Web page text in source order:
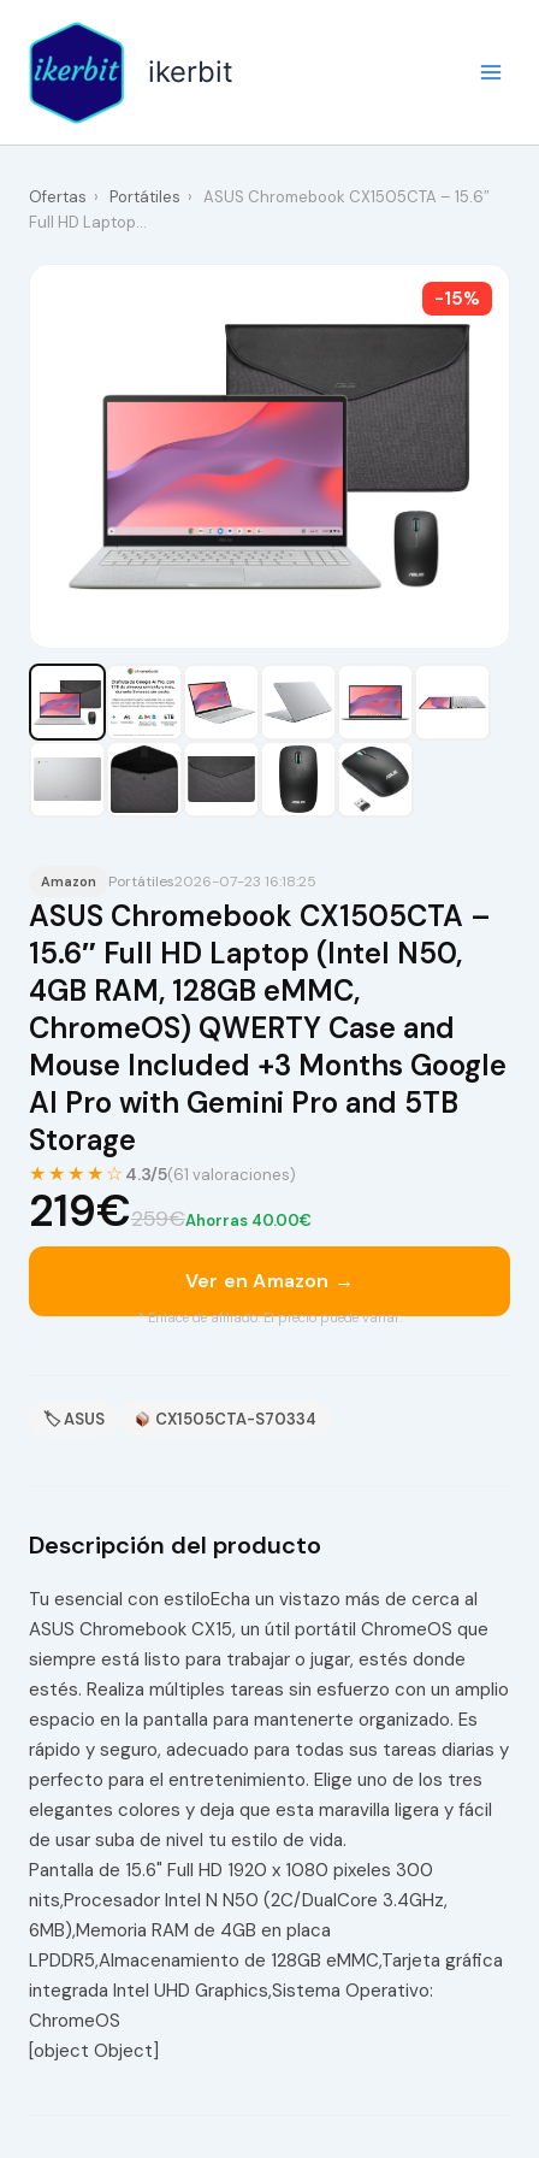
contenido
ikerbit
Ofertas › Portátiles › ASUS Chromebook CX1505CTA – 15.6″
Full HD Laptop…
-15%
Amazon Portátiles2026-07-23 16:18:25
ASUS Chromebook CX1505CTA –
15.6″ Full HD Laptop (Intel N50,
4GB RAM, 128GB eMMC,
ChromeOS) QWERTY Case and
Mouse Included +3 Months Google
AI Pro with Gemini Pro and 5TB
Storage
★★★★☆ 4.3/5(61 valoraciones)
219€259€Ahorras 40.00€
Ver en Amazon →
* Enlace de afiliado. El precio puede variar.
🏷 ASUS CX1505CTA-S70334
Descripción del producto
Tu esencial con estiloEcha un vistazo más de cerca al
ASUS Chromebook CX15, un útil portátil ChromeOS que
siempre está listo para trabajar o jugar, estés donde
estés. Realiza múltiples tareas sin esfuerzo con un amplio
espacio en la pantalla para mantenerte organizado. Es
rápido y seguro, adecuado para todas sus tareas diarias y
perfecto para el entretenimiento. Elige uno de los tres
elegantes colores y deja que esta maravilla ligera y fácil
de usar suba de nivel tu estilo de vida.
Pantalla de 15.6" Full HD 1920 x 1080 pixeles 300
nits,Procesador Intel N N50 (2C/DualCore 3.4GHz,
6MB),Memoria RAM de 4GB en placa
LPDDR5,Almacenamiento de 128GB eMMC,Tarjeta gráfica
integrada Intel UHD Graphics,Sistema Operativo:
ChromeOS
[object Object]